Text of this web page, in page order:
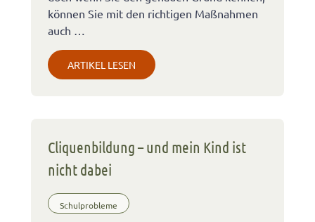
können Sie mit den richtigen Maßnahmen
auch …
ARTIKEL LESEN
Cliquenbildung – und mein Kind ist
nicht dabei
Schulprobleme